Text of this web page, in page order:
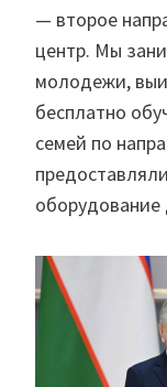
— второе
центр. Мы
молодежи,
бесплатно
семей по
оборудование